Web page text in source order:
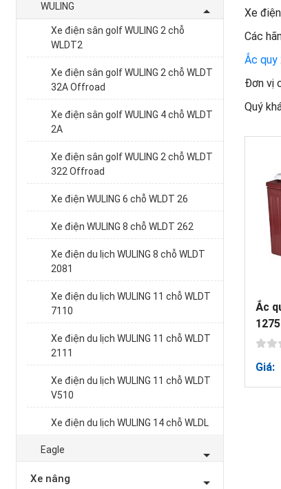
WULING
Xe điện sân golf WULING 2 chỗ
WLDT2
Xe điện sân golf WULING 2 chỗ WLDT
32A Offroad
Xe điện sân golf WULING 4 chỗ WLDT
2A
Xe điện sân golf WULING 2 chỗ WLDT
322 Offroad
Xe điện WULING 6 chỗ WLDT 26
Xe điện WULING 8 chỗ WLDT 262
Xe điện du lịch WULING 8 chỗ WLDT
2081
Xe điện du lịch WULING 11 chỗ WLDT
7110
Xe điện du lịch WULING 11 chỗ WLDT
2111
Xe điện du lịch WULING 11 chỗ WLDT
V510
Xe điện du lịch WULING 14 chỗ WLDL
Eagle
Xe nâng
Xe
Các
Ắc quy
Đơn vị
Quý
Ắc
Giá: